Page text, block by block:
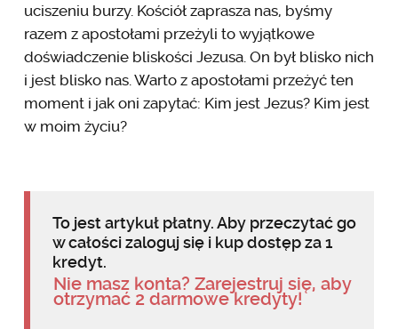
uciszeniu burzy. Kościół zaprasza nas, byśmy
razem z apostołami przeżyli to wyjątkowe
doświadczenie bliskości Jezusa. On był blisko nich
i jest blisko nas. Warto z apostołami przeżyć ten
moment i jak oni zapytać: Kim jest Jezus? Kim jest
w moim życiu?
To jest artykuł płatny. Aby przeczytać go
w całości zaloguj się i kup dostęp za 1
kredyt.
Nie masz konta? Zarejestruj się, aby
otrzymać 2 darmowe kredyty!